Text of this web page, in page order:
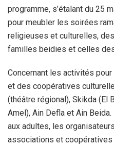
programme, s’étalant du 25
pour meubler les soirées
religieuses et culturelles,
familles beidies et celles
Concernant les activités
et des coopératives
(théâtre régional), Skikda (El
Amel), Ain Defla et Ain
aux adultes, les
associations et